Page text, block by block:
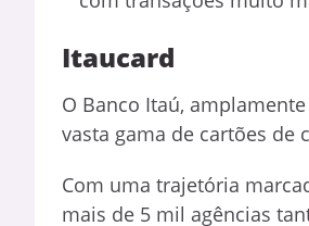
Itaucard
O Banco Itaú,
vasta gama de cartões de
Com uma trajetória
mais de 5 mil agências